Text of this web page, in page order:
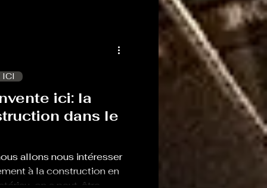
ici: la
dans le
allons nous intéresser
à la construction en
on a peut-être
ICI